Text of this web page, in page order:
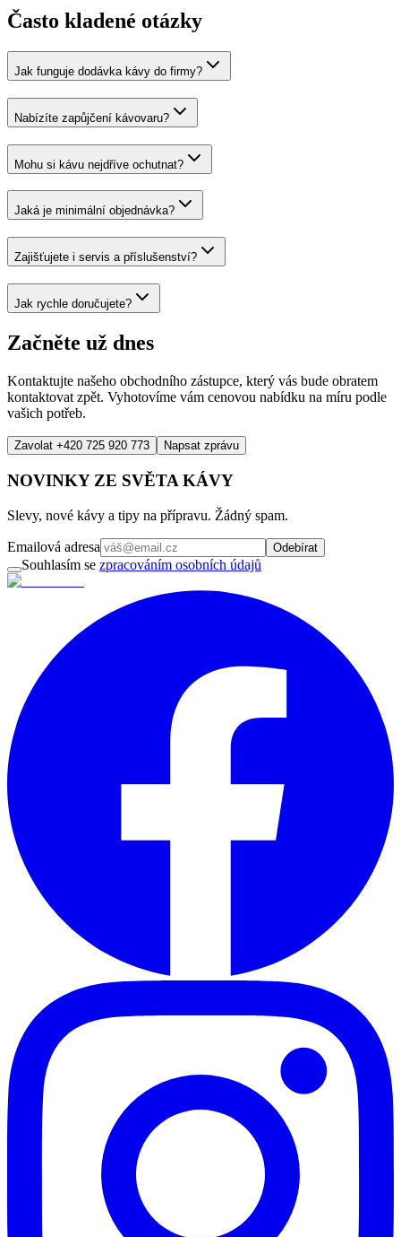
Často kladené otázky
Jak funguje dodávka kávy do firmy?
Nabízíte zapůjčení kávovaru?
Mohu si kávu nejdříve ochutnat?
Jaká je minimální objednávka?
Zajišťujete i servis a příslušenství?
Jak rychle doručujete?
Začněte už dnes
Kontaktujte našeho obchodního zástupce, který vás bude obratem
kontaktovat zpět. Vyhotovíme vám cenovou nabídku na míru podle
vašich potřeb.
Zavolat +420 725 920 773 Napsat zprávu
NOVINKY ZE SVĚTA KÁVY
Slevy, nové kávy a tipy na přípravu. Žádný spam.
Emailová adresa Odebírat
Souhlasím se zpracováním osobních údajů